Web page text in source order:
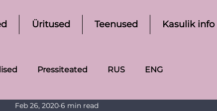
Üritused Teenused Kasulik info
Pressiteated RUS ENG
Feb 26, 2020 6 min read